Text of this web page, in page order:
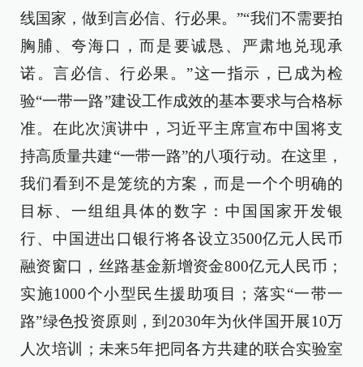
线国家，做到言必信、行必果。”“我们不需要拍
胸脯、夸海口，而是要诚恳、严肃地兑现承
诺。言必信、行必果。”这一指示，已成为检
验“一带一路”建设工作成效的基本要求与合格标
准。在此次演讲中，习近平主席宣布中国将支
持高质量共建“一带一路”的八项行动。在这里，
我们看到不是笼统的方案，而是一个个明确的
目标、一组组具体的数字：中国国家开发银
行、中国进出口银行将各设立3500亿元人民币
融资窗口，丝路基金新增资金800亿元人民币；
实施1000个小型民生援助项目；落实“一带一
路”绿色投资原则，到2030年为伙伴国开展10万
人次培训；未来5年把同各方共建的联合实验室